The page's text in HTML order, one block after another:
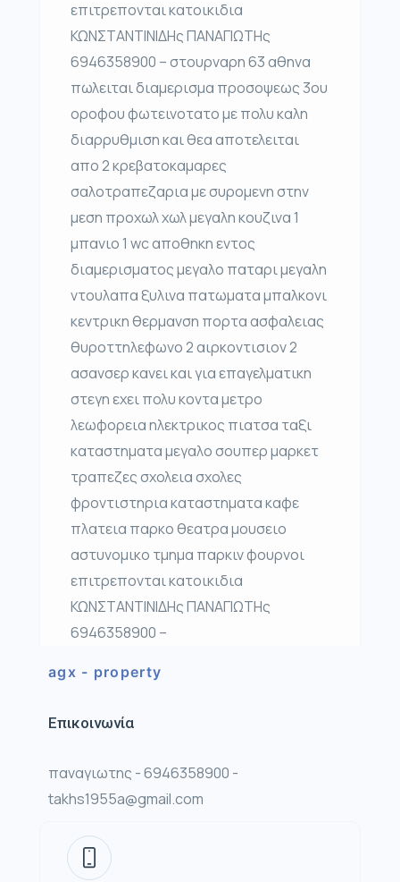
επιτρεπονται κατοικιδια
ΚΩΝΣΤΑΝΤΙΝΙΔΗς ΠΑΝΑΓΙΩΤΗς
6946358900 – στουρναρη 63 αθηνα
πωλειται διαμερισμα προσοψεως 3ου
οροφου φωτεινοτατο με πολυ καλη
διαρρυθμιση και θεα αποτελειται
απο 2 κρεβατοκαμαρες
σαλοτραπεζαρια με συρομενη στην
μεση προχωλ χωλ μεγαλη κουζινα 1
μπανιο 1 wc αποθηκη εντος
διαμερισματος μεγαλο παταρι μεγαλη
ντουλαπα ξυλινα πατωματα μπαλκονι
κεντρικη θερμανση πορτα ασφαλειας
θυροττηλεφωνο 2 αιρκοντισιον 2
ασανσερ κανει και για επαγελματικη
στεγη εχει πολυ κοντα μετρο
λεωφορεια ηλεκτρικος πιατσα ταξι
καταστηματα μεγαλο σουπερ μαρκετ
τραπεζες σχολεια σχολες
φροντιστηρια καταστηματα καφε
πλατεια παρκο θεατρα μουσειο
αστυνομικο τμημα παρκιν φουρνοι
επιτρεπονται κατοικιδια
ΚΩΝΣΤΑΝΤΙΝΙΔΗς ΠΑΝΑΓΙΩΤΗς
6946358900 –
agx - property
Επικοινωνία
παναγιωτης - 6946358900 -
takhs1955a@gmail.com